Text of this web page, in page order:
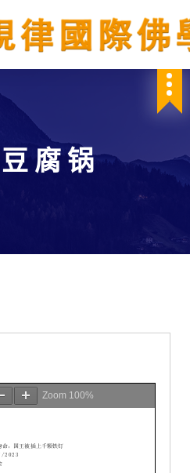
腐 锅
Zoom 100%